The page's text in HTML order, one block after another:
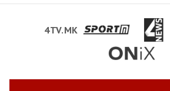
4TV.MK